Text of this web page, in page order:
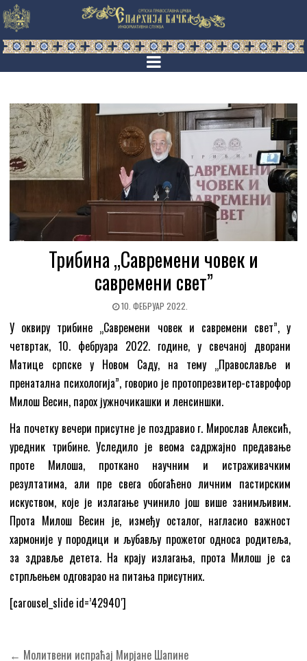
Трибина „Савремени човек и
савремени свет”
10. ФЕБРУАР 2022.
У оквиру трибине „Савремени човек и савремени свет”, у
четвртак, 10. фебруара 2022. године, у свечаној дворани
Матице српске у Новом Саду, на тему „Православље и
пренатална психологија”, говорио је протопрезвитер-ставрофор
Милош Весин, парох јужночикашки и ленсиншки.
На почетку вечери присутне је поздравио г. Мирослав Алексић,
уредник трибине. Уследило је веома садржајно предавање
проте Милоша, проткано научним и истраживачким
резултатима, али пре свега обогаћено личним пастирским
искуством, које је излагање учинило још више занимљивим.
Прота Милош Весин је, између осталог, нагласио важност
хармоније у породици и љубављу прожетог односа родитеља,
за здравље детета. На крају излагања, прота Милош је са
стрпљењем одговарао на питања присутних.
[carousel_slide id=’42940′]
Кретање
← Молитвени испраћај Мирјане Шапине